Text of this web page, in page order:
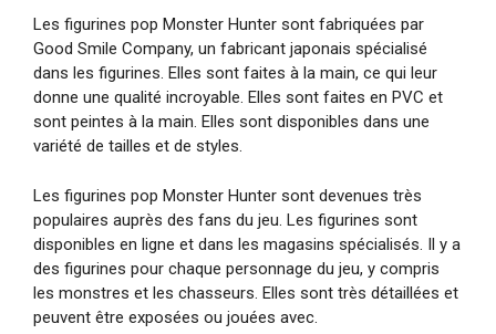
Les figurines pop Monster Hunter sont fabriquées par
Good Smile Company, un fabricant japonais spécialisé
dans les figurines. Elles sont faites à la main, ce qui leur
donne une qualité incroyable. Elles sont faites en PVC et
sont peintes à la main. Elles sont disponibles dans une
variété de tailles et de styles.
Les figurines pop Monster Hunter sont devenues très
populaires auprès des fans du jeu. Les figurines sont
disponibles en ligne et dans les magasins spécialisés. Il y a
des figurines pour chaque personnage du jeu, y compris
les monstres et les chasseurs. Elles sont très détaillées et
peuvent être exposées ou jouées avec.